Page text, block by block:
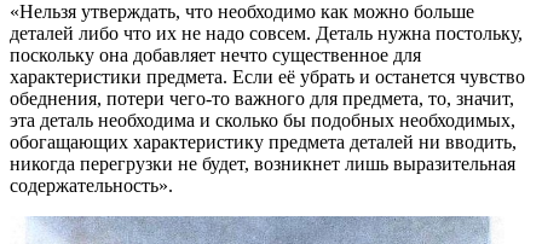
«Нельзя утверждать, что необходимо как можно больше
деталей либо что их не надо совсем. Деталь нужна постольку,
поскольку она добавляет нечто существенное для
характеристики предмета. Если её убрать и останется чувство
обеднения, потери чего-то важного для предмета, то, значит,
эта деталь необходима и сколько бы подобных необходимых,
обогащающих характеристику предмета деталей ни вводить,
никогда перегрузки не будет, возникнет лишь выразительная
содержательность».